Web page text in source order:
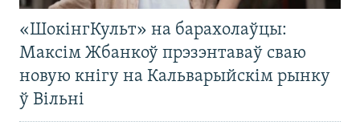
«ШокінгКульт» на барахолаўцы:
Максім Жбанкоў прэзэнтаваў сваю
новую кнігу на Кальварыйскім рынку
ў Вільні